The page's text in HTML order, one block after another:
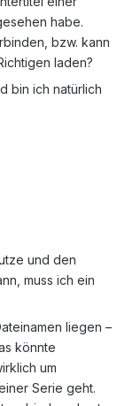
habe.
bzw. kann
laden?
bin ich natürlich
und den
muss ich ein
liegen –
könnte
um
Serie geht.